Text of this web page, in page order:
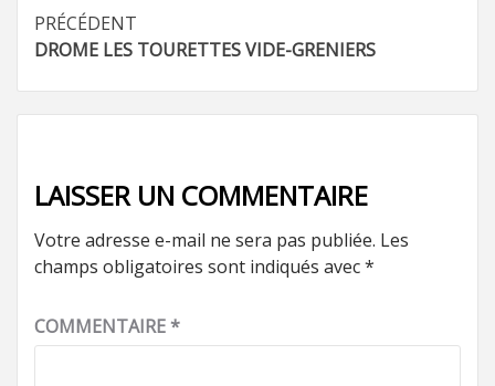
Navigation
d’article
PRÉCÉDENT
DROME LES TOURETTES VIDE-GRENIERS
LAISSER UN COMMENTAIRE
Votre adresse e-mail ne sera pas publiée. Les
champs obligatoires sont indiqués avec*
COMMENTAIRE*